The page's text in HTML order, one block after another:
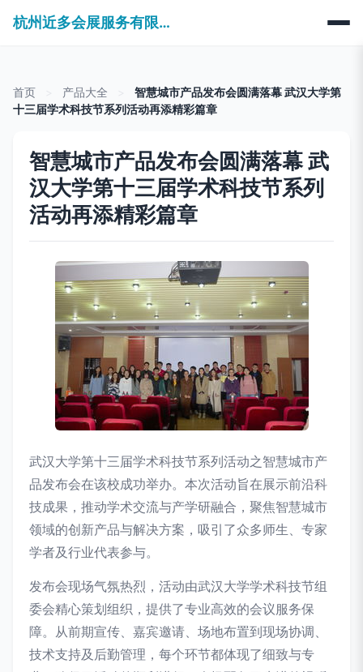
杭州近多会展服务有限公司
首页 产品大全
智慧城市产品发布会圆满落幕 武汉大学第
十三届学术科技节系列活动再添精彩篇章
智慧城市产品发布会圆满落幕 武
汉大学第十三届学术科技节系列
活动再添精彩篇章
武汉大学第十三届学术科技节系列活动之智慧城市产
品发布会在该校成功举办。本次活动旨在展示前沿科
技成果，推动学术交流与产学研融合，聚焦智慧城市
领域的创新产品与解决方案，吸引了众多师生、专家
学者及行业代表参与。
发布会现场气氛热烈，活动由武汉大学学术科技节组
委会精心策划组织，提供了专业高效的会议服务保
障。从前期宣传、嘉宾邀请、场地布置到现场协调、
技术支持及后勤管理，每个环节都体现了细致与专